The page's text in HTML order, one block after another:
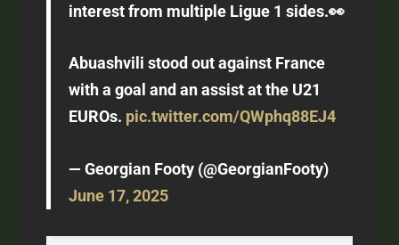
interest from multiple Ligue 1 sides.👀
Abuashvili stood out against France
with a goal and an assist at the U21
EUROs. pic.twitter.com/QWphq88EJ4
— Georgian Footy (@GeorgianFooty)
June 17, 2025